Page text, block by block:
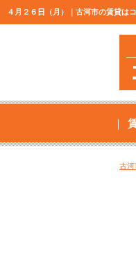
４月２６日（月）｜古河市の賃貸は
古河